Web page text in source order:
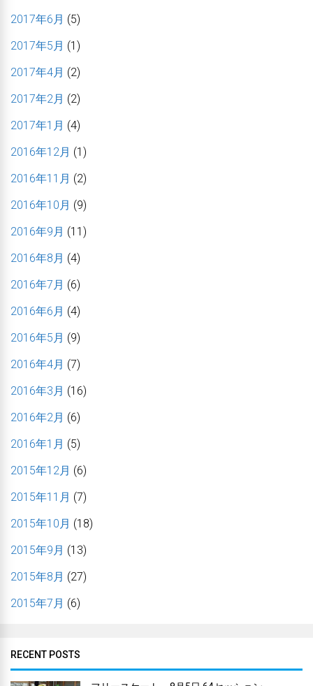
2017年6月 (5)
2017年5月 (1)
2017年4月 (2)
2017年2月 (2)
2017年1月 (4)
2016年12月 (1)
2016年11月 (2)
2016年10月 (9)
2016年9月 (11)
2016年8月 (4)
2016年7月 (6)
2016年6月 (4)
2016年5月 (9)
2016年4月 (7)
2016年3月 (16)
2016年2月 (6)
2016年1月 (5)
2015年12月 (6)
2015年11月 (7)
2015年10月 (18)
2015年9月 (13)
2015年8月 (27)
2015年7月 (6)
RECENT POSTS